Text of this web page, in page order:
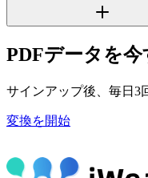
PDFデータを
サインアップ後、毎日3
変換を開始